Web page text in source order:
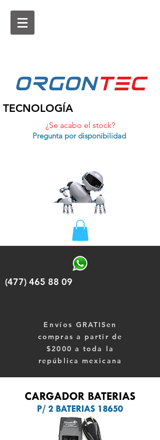
ORGONtEc
TECNOLOGÍA
¿Se acabo el stock?
Pregunta por disponibilidad
(477) 465 88 09
Envíos GRATISen
compras a partir de
$2000 a toda la
república mexicana